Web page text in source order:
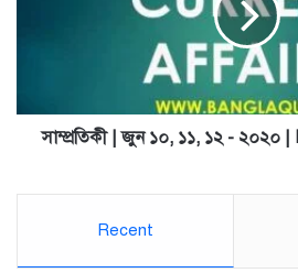
|
Dailyসাম্প্রতিকী | জুন ১০, ১১, ১২ - ২০২০
Recent